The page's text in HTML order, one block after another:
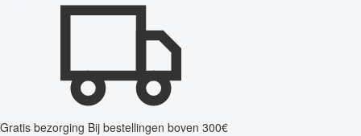
Gratis bezorging Bij bestellingen boven 300€